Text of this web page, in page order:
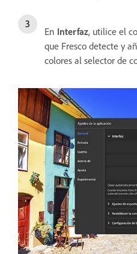
En Interfaz, utilice el
que Fresco detecte y
colores al selector de